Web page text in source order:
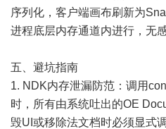
序列化，客户端画布刷新为
进程底层内存通道内进行，无感
五、避坑指南
1. NDK内存泄漏防范：调用
时，所有由系统吐出的OE
毁UI或移除法文档时必须显式